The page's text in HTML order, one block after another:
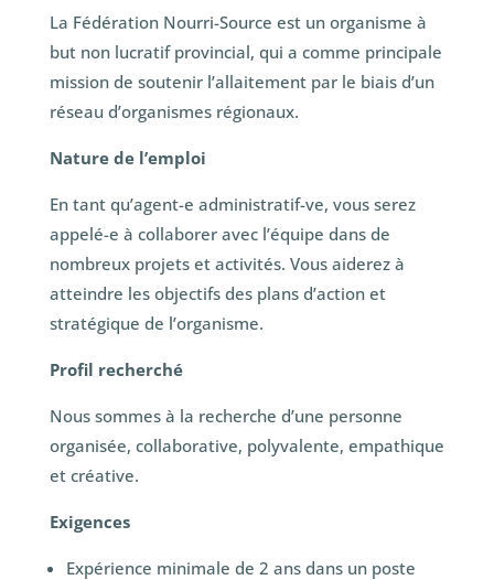
La Fédération Nourri-Source est un organisme à
but non lucratif provincial, qui a comme principale
mission de soutenir l’allaitement par le biais d’un
réseau d’organismes régionaux.
Nature de l’emploi
En tant qu’agent-e administratif-ve, vous serez
appelé-e à collaborer avec l’équipe dans de
nombreux projets et activités. Vous aiderez à
atteindre les objectifs des plans d’action et
stratégique de l’organisme.
Profil recherché
Nous sommes à la recherche d’une personne
organisée, collaborative, polyvalente, empathique
et créative.
Exigences
Expérience minimale de 2 ans dans un poste